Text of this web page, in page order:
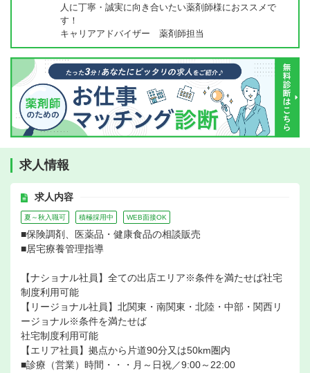
人に丁寧・誠実に向き合いたい薬剤師様におススメで
す！
キャリアアドバイザー 薬剤師担当
求人情報
求人内容
夏～秋入職可 積極採用中 WEB面接OK
■保険調剤、医薬品・健康食品の相談販売
■居宅療養管理指導
【ナショナル社員】全ての出店エリア※条件を満たせば社宅
制度利用可能
【リージョナル社員】北関東・南関東・北陸・中部・関西リ
ージョナル※条件を満たせば
社宅制度利用可能
【エリア社員】拠点から片道90分又は50km圏内
■診療（営業）時間・・・月～日祝／9:00～22:00